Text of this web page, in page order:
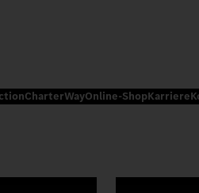
CharterWayOnline-ShopKarriere